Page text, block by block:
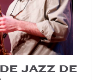
JAZZ DE